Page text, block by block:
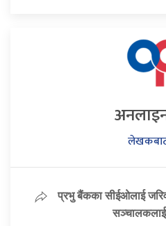
प्रभु बैंकका सीईओलाई
सञ्चालकलाई